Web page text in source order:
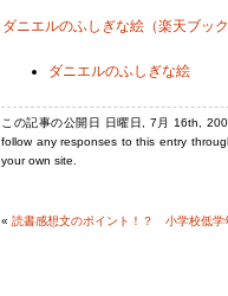
ダニエルのふしぎな絵（楽天ブック
ダニエルのふしぎな絵
この記事の公開日 日曜日, 7月 16th,
follow any responses to this entry
your own site.
« 読書感想文のポイント！？ 小学校低学